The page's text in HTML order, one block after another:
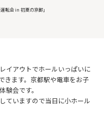
転会 in 初夏の京都」
イアウトでホールいっぱいに
きます。京都駅や電車をお子
会です。
ていますので当日に小ホール